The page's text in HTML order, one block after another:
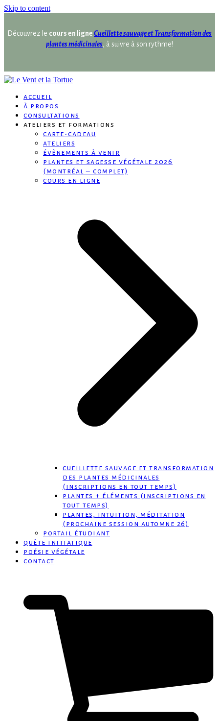
Skip to content
Découvrez le cours en ligneCueillette sauvage et Transformation des
plantes médicinales, à suivre à son rythme!
accueil
à propos
consultations
ateliers et formations
carte-cadeau
ateliers
évènements à venir
plantes et sagesse végétale 2026
(montréal – complet)
cours en ligne
cueillette sauvage et transformation
des plantes médicinales
(inscriptions en tout temps)
plantes + éléments (inscriptions en
tout temps)
plantes, intuition, méditation
(prochaine session automne 26)
portail étudiant
quête initiatique
poésie végétale
contact